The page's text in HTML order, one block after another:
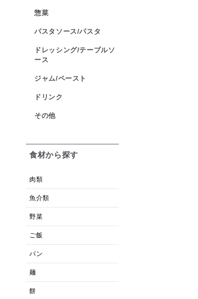
惣菜
パスタソース/パスタ
ドレッシング/テーブルソ
ース
ジャム/ペースト
ドリンク
その他
食材から探す
肉類
魚介類
野菜
ご飯
パン
麺
餅